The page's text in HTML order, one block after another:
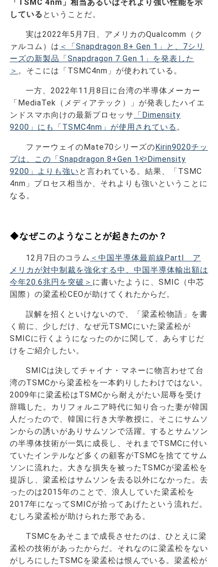
「TSMC 4nm」相当あるいはそれより強い性能を示
している ということだ。
実は2022年5月7日、アメリカのQualcomm（ク
ァルコム）は ＜「Snapdragon 8+ Gen 1」と、7シリ
ーズの新製品「Snapdragon 7 Gen 1」を発表した
＞ 。そこには「TSMC4nm」が使われている。
一方、2022年11月8日に台湾の半導体メーカー
「MediaTek（メディアテック）」が発表したハイエ
ンドスマホ向けの最新プロセッサ 「Dimensity
9200」にも「TSMC4nm」が使用されている 。
ファーウェイのMate70シリーズのKirin9020チッ
プは、この「Snapdragon 8+Gen 1やDimensity
9200」よりも強い と言われている。結果、「TSMC
4nm」プロセス相当か、それよりも強いということに
なる。
◆なぜこのようなことが起きたのか？
12月7日のコラム ＜中国半導体最前線PartⅠ ア
メリカが対中制裁を強化する中、中国半導体輸出額は
今年20.6兆円を突破＞ に書いたように、SMIC（中芯
国際）の梁孟松CEOが助けてくれたからだ。
誤解を招くといけないので、「梁孟松物語」を書
く前に、少しだけ、なぜ元TSMCにいた梁孟松が
SMICに行くようになったのかに関して、あらすじだ
けをご紹介したい。
SMICは決してチャイナ・マネーに物言わせて台
湾のTSMCから梁孟松を一本釣りしたわけではない。
2009年に梁孟松はTSMCから耐えがたい屈辱を受け
辞職した。カリフォルニア時代に知り合った妻が韓国
人だったので、韓国に行き大学教授に。そこにサムソ
ンからの誘いがありサムソンで活躍。するとサムソン
の半導体技術が一気に成長し、それまでTSMCに付い
ていたインテルなど多くの顧客がTSMCを捨ててサム
ソンに流れた。大きな損失を被ったTSMCが梁孟松を
提訴し、梁孟松はサムソンを去る以外になかった。去
ったのは2015年のことで、浪人していた梁孟松を
2017年になってSMICが拾ってあげたという流れだ。
むしろ梁孟松が助けられた形である。
TSMCをあそこまで成長させたのは、ひとえに梁
孟松の技術があったからだ。それなのに梁孟松をない
がしろにしたTSMCを梁孟松は恨んでいる。梁孟松が